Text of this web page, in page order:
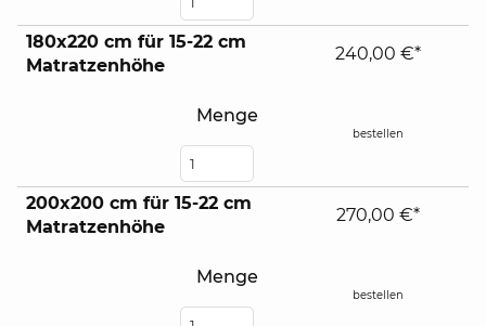
180x220 cm für 15-22 cm
Matratzenhöhe
Menge
240,00 €*
bestellen
200x200 cm für 15-22 cm
Matratzenhöhe
Menge
270,00 €*
bestellen